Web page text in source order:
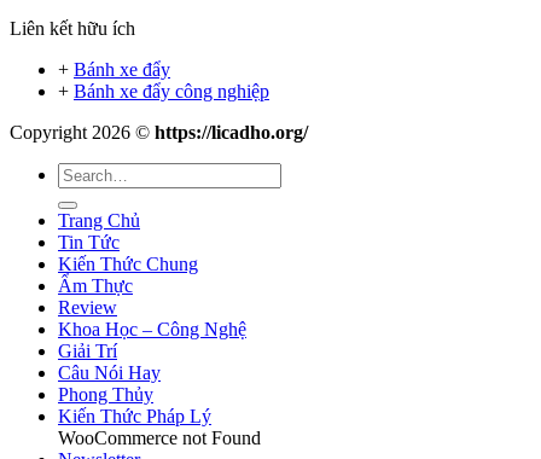
Liên kết hữu ích
+ Bánh xe đẩy
+ Bánh xe đẩy công nghiệp
Copyright 2026 © https://licadho.org/
Trang Chủ
Tin Tức
Kiến Thức Chung
Ẩm Thực
Review
Khoa Học – Công Nghệ
Giải Trí
Câu Nói Hay
Phong Thủy
Kiến Thức Pháp Lý
WooCommerce not Found